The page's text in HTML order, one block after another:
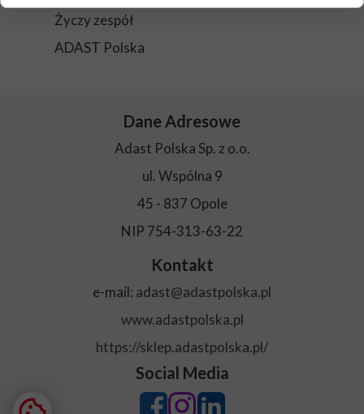
Życzy zespół
ADAST Polska
Dane Adresowe
Adast Polska Sp. z o.o.
ul. Wspólna 9
45 - 837 Opole
NIP 754-313-63-22
Social Media
Kontakt
e-mail: adast@adastpolska.pl
www.adastpolska.pl
https://sklep.adastpolska.pl/